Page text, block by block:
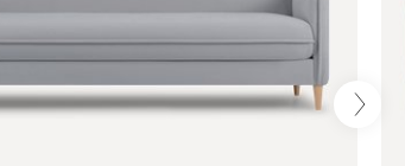
430 520